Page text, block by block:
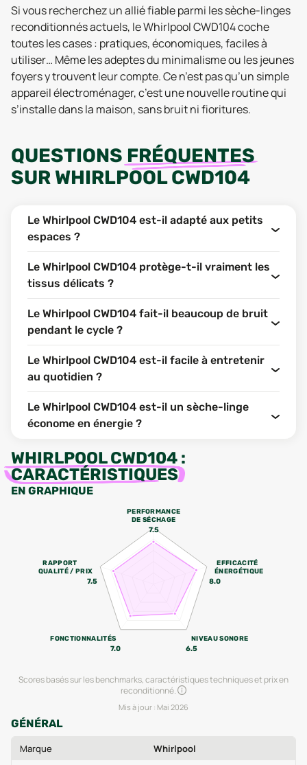
Si vous recherchez un allié fiable parmi les sèche-linges
reconditionnés actuels, le Whirlpool CWD104 coche
toutes les cases : pratiques, économiques, faciles à
utiliser… Même les adeptes du minimalisme ou les jeunes
foyers y trouvent leur compte. Ce n’est pas qu’un simple
appareil électroménager, c’est une nouvelle routine qui
s’installe dans la maison, sans bruit ni fioritures.
QUESTIONS FRÉQUENTES
SUR WHIRLPOOL CWD104
Le Whirlpool CWD104 est-il adapté aux petits
espaces ?
Le Whirlpool CWD104 protège-t-il vraiment les
tissus délicats ?
Le Whirlpool CWD104 fait-il beaucoup de bruit
pendant le cycle ?
Le Whirlpool CWD104 est-il facile à entretenir
au quotidien ?
Le Whirlpool CWD104 est-il un sèche-linge
économe en énergie ?
WHIRLPOOL CWD104 :
CARACTÉRISTIQUES
EN GRAPHIQUE
PERFORMANCE
DE SÉCHAGE
7.5
EFFICACITÉ
ÉNERGÉTIQUE
8.0
NIVEAU SONORE
6.5
FONCTIONNALITÉS
7.0
RAPPORT
QUALITÉ / PRIX
7.5
Scores basés sur les benchmarks, caractéristiques techniques et prix en
reconditionné.
Mis à jour : Mai 2026
GÉNÉRAL
Marque
Whirlpool